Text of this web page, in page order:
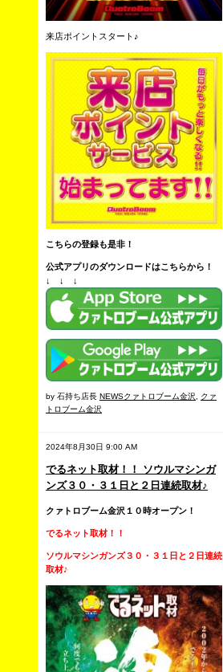
来店ポイントスタート♪
こちらの登録も是非！
公式アプリのダウンロードはこちらから！
↓ ↓ ↓
by 石持ち店長 NEWSクァトロブーム金沢
クァ
トロブーム金沢
2024年8月30日 9:00 AM
でるネット取材！！ ソウルマシンガ
ンズ３０・３１日と２日連続取材♪
クァトロブーム金沢１０時オープン！
でるネット取材！！
ソウルマシンガンズ３０・３１日と２日連続
取材♪